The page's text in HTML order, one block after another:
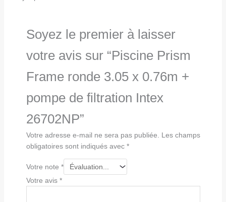
Soyez le premier à laisser
votre avis sur “Piscine Prism
Frame ronde 3.05 x 0.76m +
pompe de filtration Intex
26702NP”
Votre adresse e-mail ne sera pas publiée.
Les champs
obligatoires sont indiqués avec *
Votre note *
Votre avis *